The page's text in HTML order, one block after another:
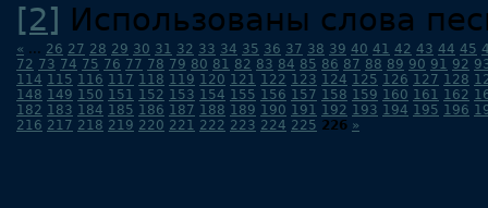
[2] Использованы слова
« ... 26 27 28 29 30 31 32 33 34 35 36 37 38 39 40 41 42 43 44 45
72 73 74 75 76 77 78 79 80 81 82 83 84 85 86 87 88 89 90 91 92
114 115 116 117 118 119 120 121 122 123 124 125 126 127 128
148 149 150 151 152 153 154 155 156 157 158 159 160 161 162
182 183 184 185 186 187 188 189 190 191 192 193 194 195 196
216 217 218 219 220 221 222 223 224 225 226 »